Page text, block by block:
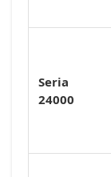
Seria
24000